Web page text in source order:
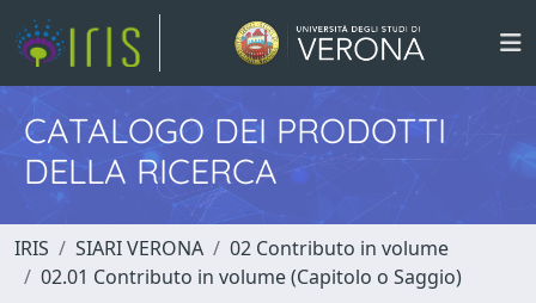
CATALOGO DEI PRODOTTI
DELLA RICERCA
IRIS SIARI VERONA
02 Contributo in volume
02.01 Contributo in volume (Capitolo o Saggio)